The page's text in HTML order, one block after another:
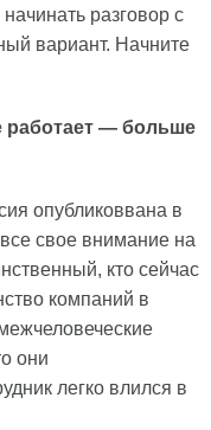
разговор с
вариант. Начните
работает — больше
опубликоввана в
свое внимание на
кто сейчас
компаний в
они
легко влился в